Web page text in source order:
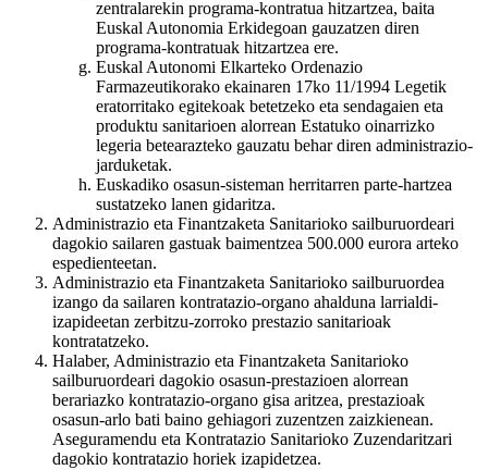
zentralarekin programa-kontratua hitzartzea, baita
Euskal Autonomia Erkidegoan gauzatzen diren
programa-kontratuak hitzartzea ere.
Euskal Autonomi Elkarteko Ordenazio
Farmazeutikorako ekainaren 17ko 11/1994 Legetik
eratorritako egitekoak betetzeko eta sendagaien eta
produktu sanitarioen alorrean Estatuko oinarrizko
legeria betearazteko gauzatu behar diren administrazio-
jarduketak.
Euskadiko osasun-sisteman herritarren parte-hartzea
sustatzeko lanen gidaritza.
Administrazio eta Finantzaketa Sanitarioko sailburuordeari
dagokio sailaren gastuak baimentzea 500.000 eurora arteko
espedienteetan.
Administrazio eta Finantzaketa Sanitarioko sailburuordea
izango da sailaren kontratazio-organo ahalduna larrialdi-
izapideetan zerbitzu-zorroko prestazio sanitarioak
kontratatzeko.
Halaber, Administrazio eta Finantzaketa Sanitarioko
sailburuordeari dagokio osasun-prestazioen alorrean
berariazko kontratazio-organo gisa aritzea, prestazioak
osasun-arlo bati baino gehiagori zuzentzen zaizkienean.
Aseguramendu eta Kontratazio Sanitarioko Zuzendaritzari
dagokio kontratazio horiek izapidetzea.